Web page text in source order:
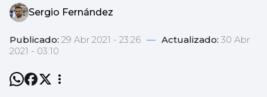
Sergio Fernández
Publicado: 29 Abr 2021 - 23:26 — Actualizado: 30 Abr
2021 - 03:10